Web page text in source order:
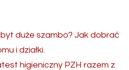
duże szambo? Jak dobrać
i działki.
higieniczny PZH razem z